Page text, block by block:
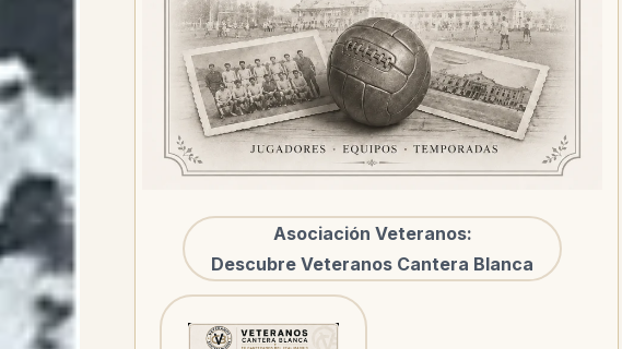
Asociación Veteranos:
Descubre Veteranos Cantera Blanca